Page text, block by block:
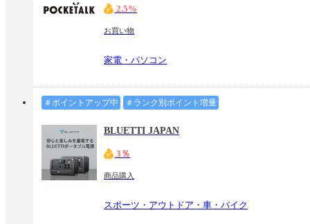
2.5%
お買い物
家電・パソコン
＃ポイントアップ中 ＃ランク別ポイント増量
BLUETTI JAPAN
3％
商品購入
スポーツ・アウトドア・車・バイク